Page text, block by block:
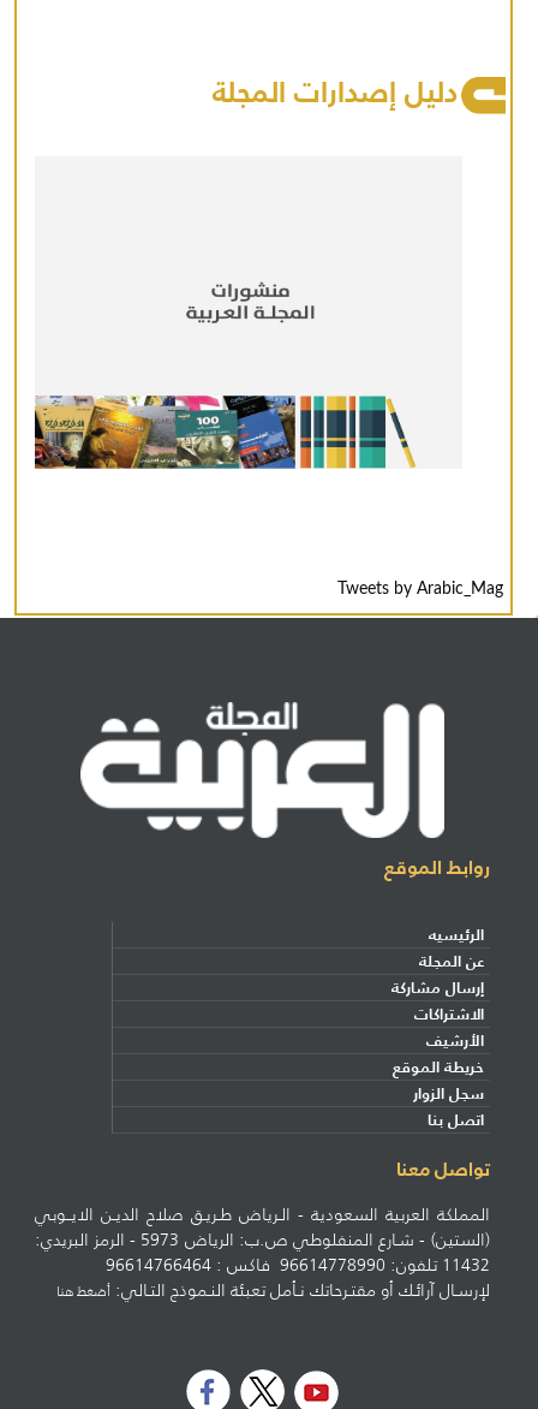
دليل إصدارات المجلة
Tweets by Arabic_Mag
روابط الموقع
الرئيسيه
عن المجلة
إرسال مشاركة
الاشتراكات
الأرشيف
خريطة الموقع
سجل الزوار
اتصل بنا
تواصل معنا
المملكة العربية السعودية - الـرياض طـريـق صلاح الديـن الايــوبي
(الستين) - شـارع المنفلوطي ص.ب: الرياض 5973 - الرمز البريدي:
11432 تلفون: 96614778990 فاكس : 96614766464
لإرسـال آرائـك أو مقتـرحاتك نـأمل تعبئة النـموذج التـالي:أضغط هنا